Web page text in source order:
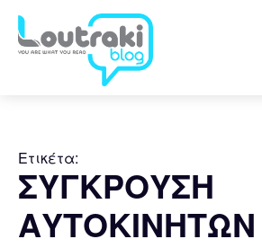
Ετικέτα:
ΣΥΓΚΡΟΥΣΗ
ΑΥΤΟΚΙΝΗΤΩΝ